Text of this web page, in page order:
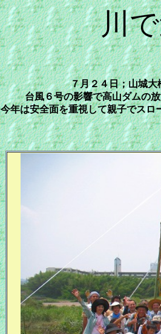
川
７月２４日；山城大
台風６号の影響で高山ダムの
今年は安全面を重視して親子でスロ